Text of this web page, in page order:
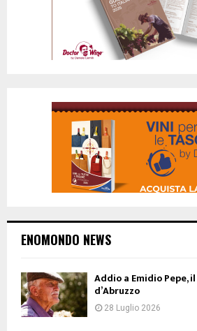
ENOMONDO NEWS
Addio a Emidio Pepe,
d’Abruzzo
28 Luglio 2026